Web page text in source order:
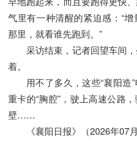
气里有一种清醒的紧迫感：“
那里，就看谁先跑到。”
采访结束，记者回望车间
着。
用不了多久，这些“襄阳造
重卡的“胸腔”，驶上高速公路
壁……
《襄阳日报》（2026年07